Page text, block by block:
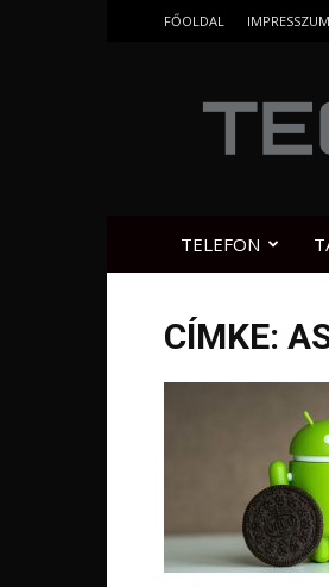
FŐOLDAL IMPRESSZUM
TELEFON
CÍMKE: